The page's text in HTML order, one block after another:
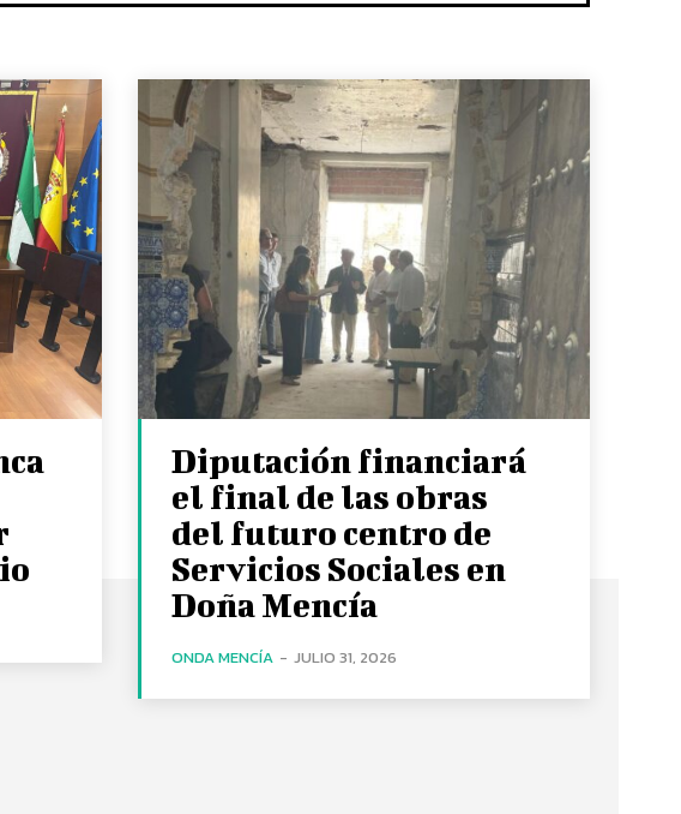
Diputación financiará
el final de las obras
del futuro centro de
Servicios Sociales en
Doña Mencía
ONDA MENCÍA - JULIO 31, 2026